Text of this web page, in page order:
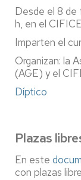
Desde el 8 de
h, en el CIFICE
Imparten el
Organizan: la
(AGE) y el
Díptico
Plazas
En este
con plazas